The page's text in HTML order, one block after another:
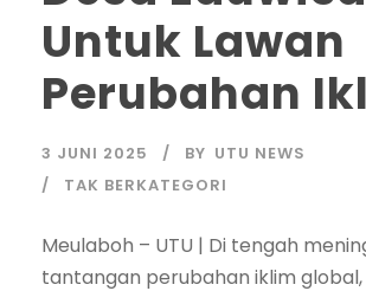
Untuk Lawan
Perubahan
3 JUNI 2025 BY UTU NEWS
TAK BERKATEGORI
Meulaboh – UTU | Di tengah
tantangan perubahan iklim global,